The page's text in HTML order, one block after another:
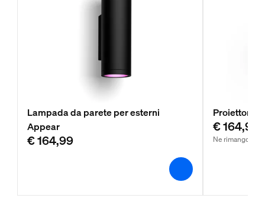
Lampada da parete per esterni
Appear
€ 164,99
Proiettore
€ 164,99
Ne rimangono